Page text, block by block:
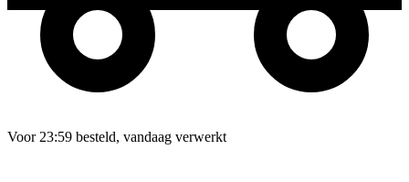
Voor 23:59 besteld, vandaag verwerkt